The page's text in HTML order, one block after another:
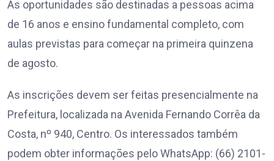
As oportunidades são destinadas a pessoas acima
de 16 anos e ensino fundamental completo, com
aulas previstas para começar na primeira quinzena
de agosto.
As inscrições devem ser feitas presencialmente na
Prefeitura, localizada na Avenida Fernando Corrêa da
Costa, nº 940, Centro. Os interessados também
podem obter informações pelo WhatsApp: (66) 2101-